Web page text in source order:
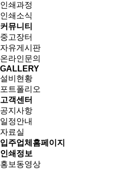
인쇄과정
인쇄소식
커뮤니티
중고장터
자유게시판
온라인문의
GALLERY
설비현황
포트폴리오
고객센터
공지사항
일정안내
자료실
입주업체홈페이지
인쇄정보
홍보동영상